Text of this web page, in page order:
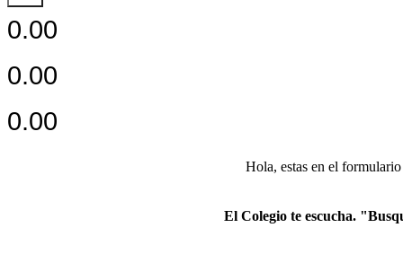
0.00
0.00
0.00
Hola, estas en el
El Colegio te escucha.